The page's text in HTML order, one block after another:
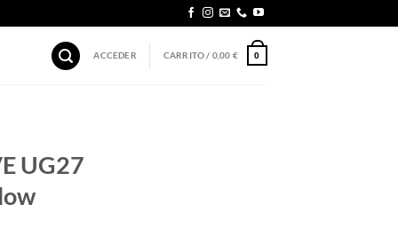
ACCEDER CARRITO / 0,00 € 0
UG27